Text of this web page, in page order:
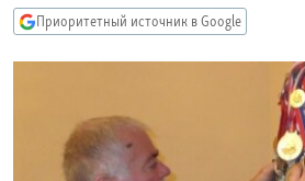
главной
навигации
Вернутся
IDEL.РЕАЛИИ
СЕВЕР.РЕАЛИИ
СИБИРЬ.РЕАЛИИ
Приоритетный источник в Google